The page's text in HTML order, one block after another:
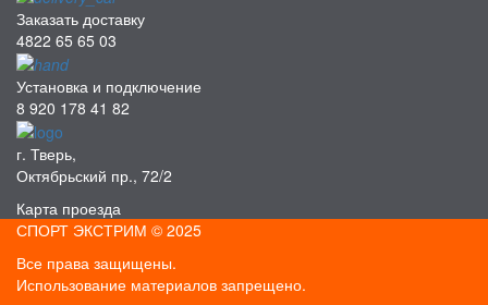
Заказать доставку
4822 65 65 03
Установка и подключение
8 920 178 41 82
г. Тверь,
Октябрьский пр., 72/2
Карта проезда
СПОРТ ЭКСТРИМ © 2025
Все права защищены.
Использование материалов запрещено.